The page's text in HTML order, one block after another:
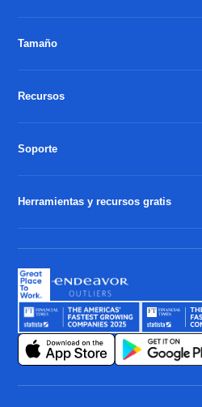
Tamaño
Recursos
Soporte
Herramientas y recursos gratis